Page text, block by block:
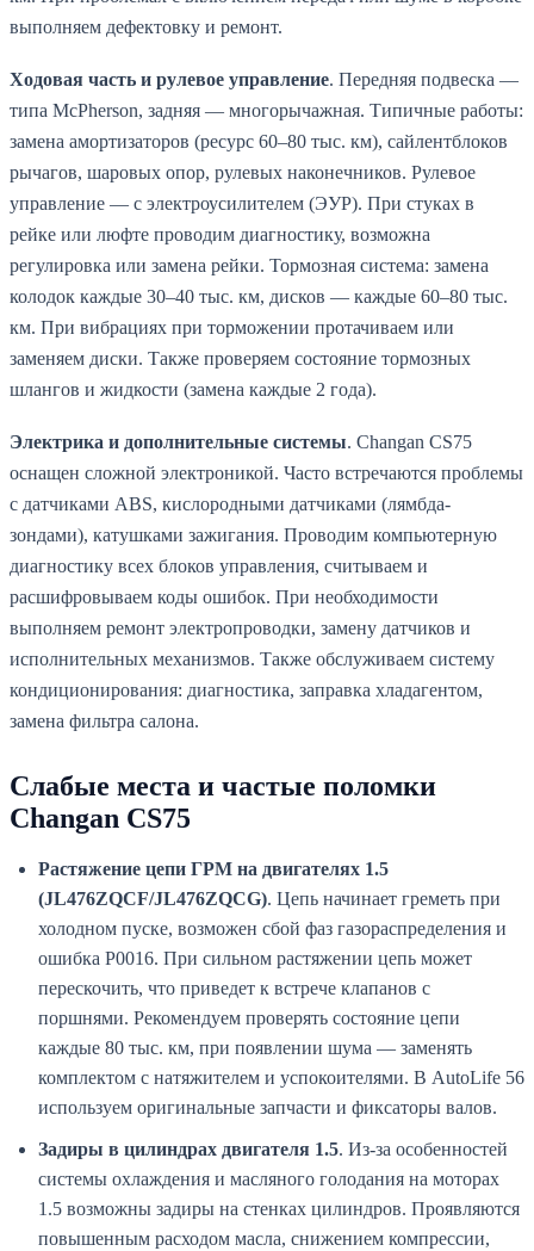
выполняем дефектовку и ремонт.
Ходовая часть и рулевое управление. Передняя подвеска —
типа McPherson, задняя — многорычажная. Типичные работы:
замена амортизаторов (ресурс 60–80 тыс. км), сайлентблоков
рычагов, шаровых опор, рулевых наконечников. Рулевое
управление — с электроусилителем (ЭУР). При стуках в
рейке или люфте проводим диагностику, возможна
регулировка или замена рейки. Тормозная система: замена
колодок каждые 30–40 тыс. км, дисков — каждые 60–80 тыс.
км. При вибрациях при торможении протачиваем или
заменяем диски. Также проверяем состояние тормозных
шлангов и жидкости (замена каждые 2 года).
Электрика и дополнительные системы. Changan CS75
оснащен сложной электроникой. Часто встречаются проблемы
с датчиками ABS, кислородными датчиками (лямбда-
зондами), катушками зажигания. Проводим компьютерную
диагностику всех блоков управления, считываем и
расшифровываем коды ошибок. При необходимости
выполняем ремонт электропроводки, замену датчиков и
исполнительных механизмов. Также обслуживаем систему
кондиционирования: диагностика, заправка хладагентом,
замена фильтра салона.
Слабые места и частые поломки
Changan CS75
Растяжение цепи ГРМ на двигателях 1.5
(JL476ZQCF/JL476ZQCG). Цепь начинает греметь при
холодном пуске, возможен сбой фаз газораспределения и
ошибка P0016. При сильном растяжении цепь может
перескочить, что приведет к встрече клапанов с
поршнями. Рекомендуем проверять состояние цепи
каждые 80 тыс. км, при появлении шума — заменять
комплектом с натяжителем и успокоителями. В AutoLife 56
используем оригинальные запчасти и фиксаторы валов.
Задиры в цилиндрах двигателя 1.5. Из-за особенностей
системы охлаждения и масляного голодания на моторах
1.5 возможны задиры на стенках цилиндров. Проявляются
повышенным расходом масла, снижением компрессии,